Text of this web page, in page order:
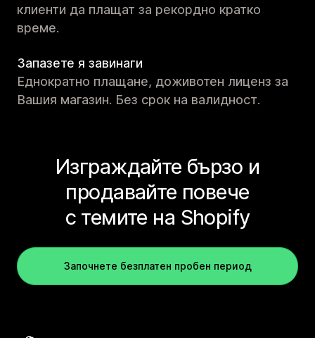
клиенти да плащат за рекордно кратко
време.
Запазете я завинаги
Еднократно плащане, доживотен лиценз за
Вашия магазин. Без срок на валидност.
Изграждайте бързо и
продавайте повече
с темите на Shopify
Започнете безплатен пробен период